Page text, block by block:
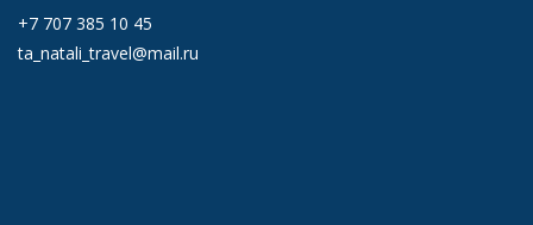
+7 707 385 10 45
ta_natali_travel@mail.ru